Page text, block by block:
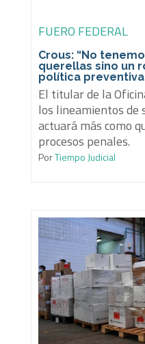
FUERO FEDERAL
Crous: “No
querellas sino un
política
El titular de la
los lineamientos de
actuará más como
procesos penales.
PorTiempo Judicial